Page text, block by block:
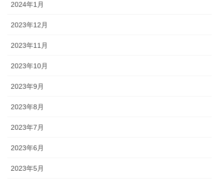
2024年1月
2023年12月
2023年11月
2023年10月
2023年9月
2023年8月
2023年7月
2023年6月
2023年5月